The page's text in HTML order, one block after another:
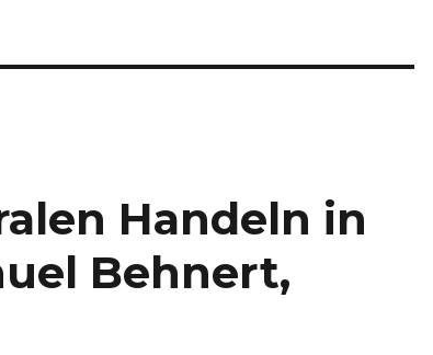
Handeln in
Behnert,